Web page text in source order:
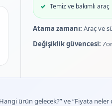
Temiz ve bakımlı araç
Atama zamanı: Araç ve
Değişiklik güvencesi:
ürün gelecek?” ve “Fiyata